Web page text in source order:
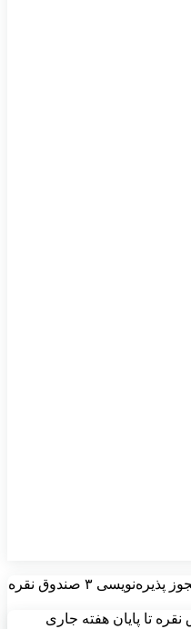
صدور مجوز پذیره‌نویسی ۳ صندوق نقره